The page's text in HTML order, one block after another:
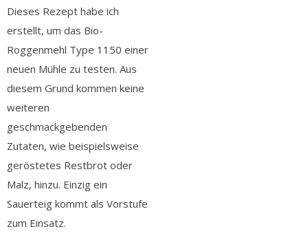
Dieses Rezept habe ich
erstellt, um das Bio-
Roggenmehl Type 1150 einer
neuen Mühle zu testen. Aus
diesem Grund kommen keine
weiteren
geschmackgebenden
Zutaten, wie beispielsweise
geröstetes Restbrot oder
Malz, hinzu. Einzig ein
Sauerteig kommt als Vorstufe
zum Einsatz.